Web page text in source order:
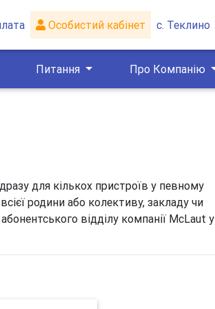
Особистий кабінет с. Теклино
Питання Про Компанію
для кількох пристроїв у певному
родини або колективу, закладу чи
відділу компанії McLaut у